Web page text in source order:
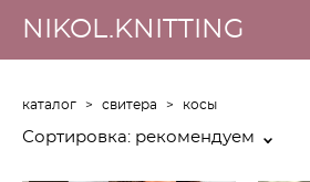
NIKOL.KNITTING
каталог > свитера > косы
Сортировка: рекомендуем